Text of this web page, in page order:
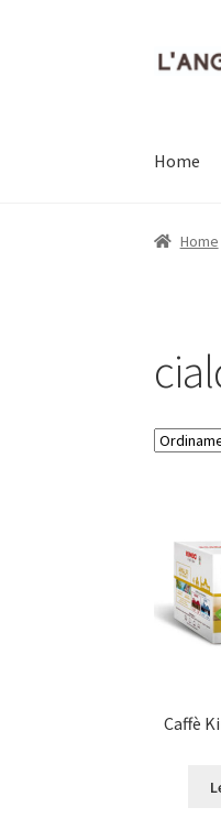
Vai
Vai
Home
HomeHome
Caffè